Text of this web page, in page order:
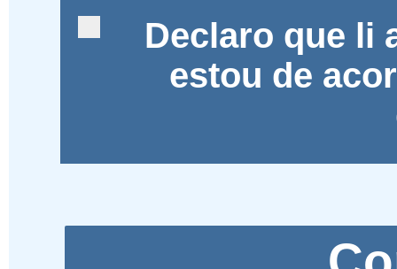
Declaro que li
estou de